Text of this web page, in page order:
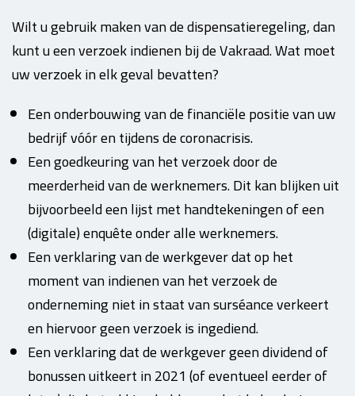
Wilt u gebruik maken van de dispensatieregeling, dan
kunt u een verzoek indienen bij de Vakraad. Wat moet
uw verzoek in elk geval bevatten?
Een onderbouwing van de financiële positie van uw
bedrijf vóór en tijdens de coronacrisis.
Een goedkeuring van het verzoek door de
meerderheid van de werknemers. Dit kan blijken uit
bijvoorbeeld een lijst met handtekeningen of een
(digitale) enquête onder alle werknemers.
Een verklaring van de werkgever dat op het
moment van indienen van het verzoek de
onderneming niet in staat van surséance verkeert
en hiervoor geen verzoek is ingediend.
Een verklaring dat de werkgever geen dividend of
bonussen uitkeert in 2021 (of eventueel eerder of